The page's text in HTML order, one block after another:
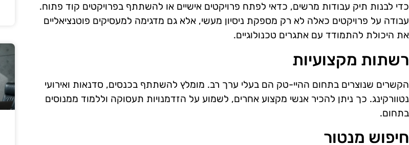
כדי לבנות תיק עבודות מרשים, כדאי לפתח פרויקטים אישיים או להשתתף בפרויקטים קוד פתוח.
עבודה על פרויקטים כאלה לא רק מספקת ניסיון מעשי, אלא גם מדגימה למעסיקים פוטנציאליים
את היכולת להתמודד עם אתגרים טכנולוגיים.
רשתות מקצועיות
הקשרים שנוצרים בתחום ההיי-טק הם בעלי ערך רב. מומלץ להשתתף בכנסים, סדנאות ואירועי
נטוורקינג. כך ניתן להכיר אנשי מקצוע אחרים, לשמוע על הזדמנויות תעסוקה וללמוד ממנוסים
בתחום.
חיפוש מנטור